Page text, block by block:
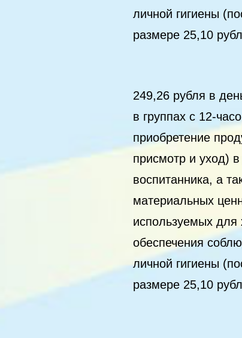
личной гигиены
размере 25,10
249,26 рубля в
в группах с 12-
приобретение
присмотр и уход)
воспитанника, а
материальных
используемых для
обеспечения
личной гигиены
размере 25,10